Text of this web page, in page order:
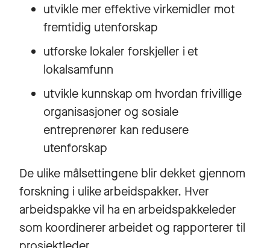
utvikle mer effektive virkemidler mot
fremtidig utenforskap
utforske lokaler forskjeller i et
lokalsamfunn
utvikle kunnskap om hvordan frivillige
organisasjoner og sosiale
entreprenører kan redusere
utenforskap
De ulike målsettingene blir dekket gjennom
forskning i ulike arbeidspakker. Hver
arbeidspakke vil ha en arbeidspakkeleder
som koordinerer arbeidet og rapporterer til